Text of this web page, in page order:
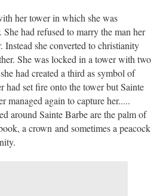
her tower in which she was
had refused to marry the man her
Instead she converted to christianity
She was locked in a tower with two
had created a third as symbol of
had set fire onto the tower but Sainte
managed again to capture her.....
around Sainte Barbe are the palm of
a crown and sometimes a peacock